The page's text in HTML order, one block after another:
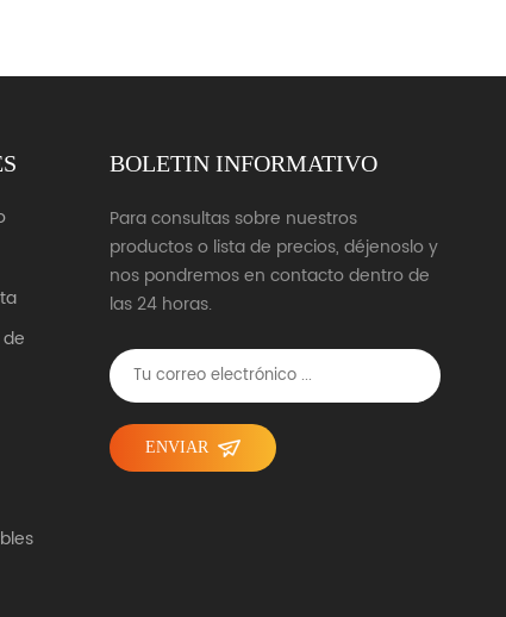
BOLETIN INFORMATIVO
Para consultas sobre nuestros
productos o lista de precios, déjenoslo y
nos pondremos en contacto dentro de
las 24 horas.
ENVIAR